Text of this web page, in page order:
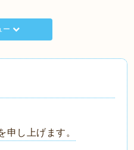
ー
申し上げます。